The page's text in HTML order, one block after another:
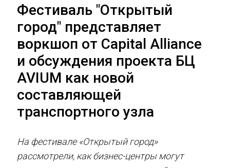
Фестиваль "Открытый
город" представляет
воркшоп от Capital Alliance
и обсуждения проекта БЦ
AVIUM как новой
составляющей
транспортного узла
На фестивале «Открытый город»
рассмотрели, как бизнес-центры могут